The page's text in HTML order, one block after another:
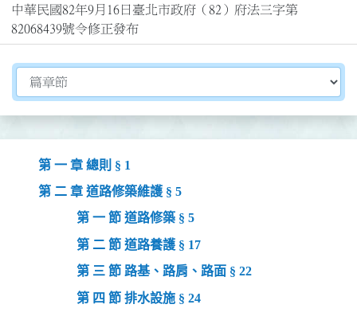
中華民國82年9月16日臺北市政府（82）府法三字第
82068439號令修正發布
切換選擇法規資訊內容
第 一 章 總則 § 1
第 二 章 道路修築維護 § 5
第 一 節 道路修築 § 5
第 二 節 道路養護 § 17
第 三 節 路基、路肩、路面 § 22
第 四 節 排水設施 § 24